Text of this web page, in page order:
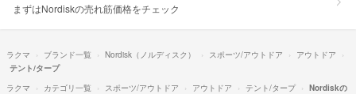
まずはNordiskの売れ筋価格をチェック
ラクマ ブランド一覧 Nordisk（ノルディスク） スポーツ/アウトドア
アウトドア
テント/タープ
ラクマ
カテゴリ一覧 スポーツ/アウトドア アウトドア テント/タープ
Nordiskの